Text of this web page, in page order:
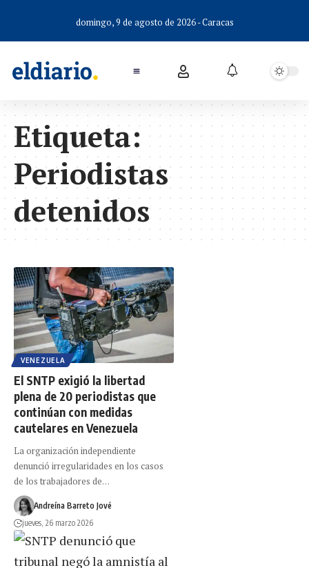
domingo, 9 de agosto de 2026 - Caracas
Etiqueta:
Periodistas
detenidos
VENEZUELA
El SNTP exigió la libertad
plena de 20 periodistas que
continúan con medidas
cautelares en Venezuela
La organización independiente
denunció irregularidades en los casos
de los trabajadores de…
Andreína Barreto Jové
jueves, 26 marzo 2026